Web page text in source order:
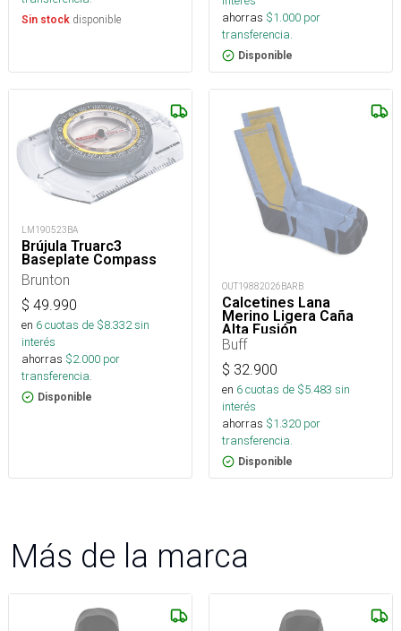
Sin stock disponible
ahorras $1.000 por
transferencia.
Disponible
LM190523BA
Brújula Truarc3
Baseplate Compass
Brunton
$ 49.990
en 6cuotas de $8.332sin
interés
ahorras $2.000 por
transferencia.
Disponible
OUT19882026BARB
Calcetines Lana
Merino Ligera Caña
Alta Fusión
Buff
$ 32.900
en 6cuotas de $5.483 sin
interés
ahorras $1.320 por
transferencia.
Disponible
Más de la marca